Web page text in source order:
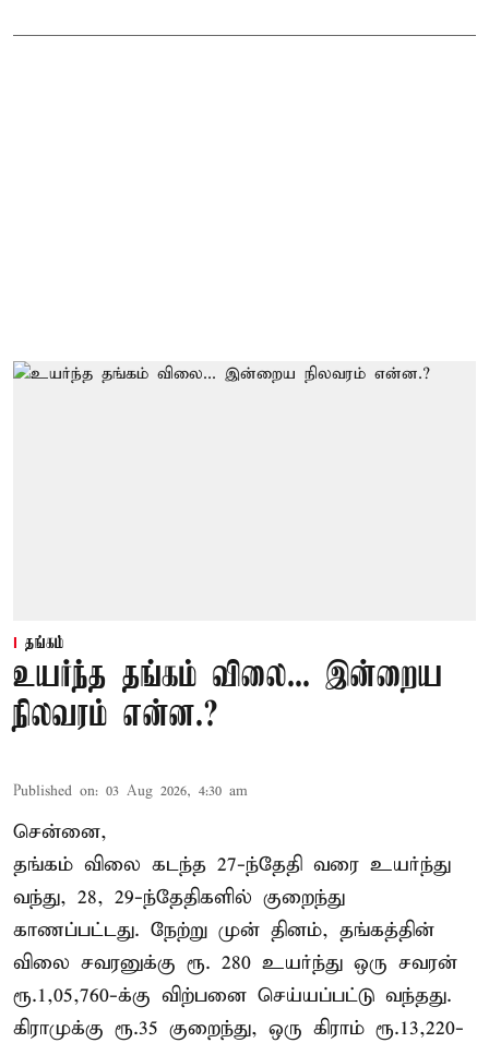
தங்கம்
உயர்ந்த தங்கம் விலை... இன்றைய
நிலவரம் என்ன.?
Published on: 03 Aug 2026, 4:30 am
சென்னை,
தங்கம் விலை கடந்த 27-ந்தேதி வரை உயர்ந்து
வந்து, 28, 29-ந்தேதிகளில் குறைந்து
காணப்பட்டது. நேற்று முன் தினம், தங்கத்தின்
விலை சவரனுக்கு ரூ. 280 உயர்ந்து ஒரு சவரன்
ரூ.1,05,760-க்கு விற்பனை செய்யப்பட்டு வந்தது.
கிராமுக்கு ரூ.35 குறைந்து, ஒரு கிராம் ரூ.13,220-